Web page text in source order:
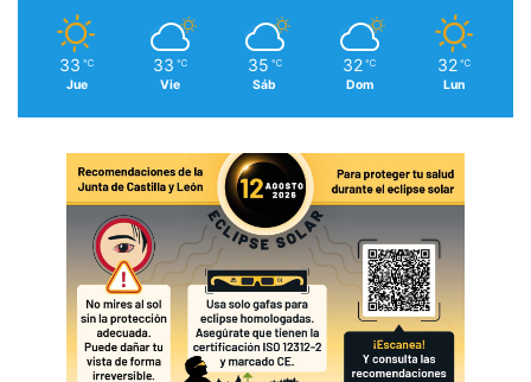
33 ℃
Jue
33 ℃
Vie
35 ℃
Sáb
32 ℃
Dom
32 ℃
Lun